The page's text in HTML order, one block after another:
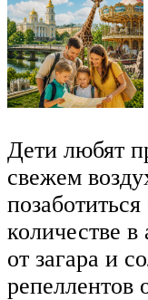
Дети любят
свежем
количестве в
от загара и
репеллентов